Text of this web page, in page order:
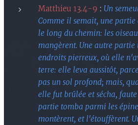
Matthieu 13.4-9 : Un
Comme il semait, une partie
le long du chemin: les
mangèrent. Une autre partie
endroits pierreux, où elle
terre: elle leva aussitôt,
pas un sol profond; mais,
elle fut brûlée et sécha,
partie tomba parmi les
montèrent, et l'étouffèrent.